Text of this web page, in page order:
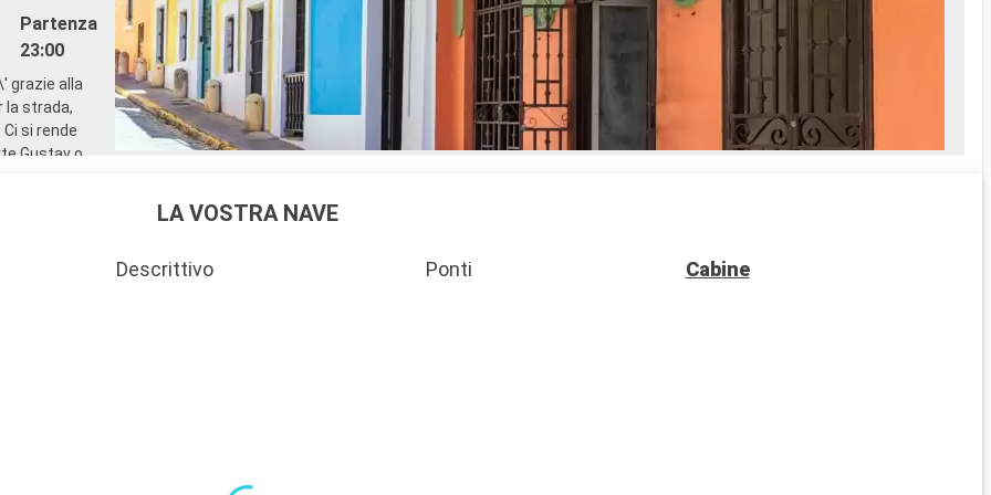
Partenza
23:00
grazie alla
la strada,
si rende
Gustav o
LA VOSTRA NAVE
Descrittivo Ponti Cabine